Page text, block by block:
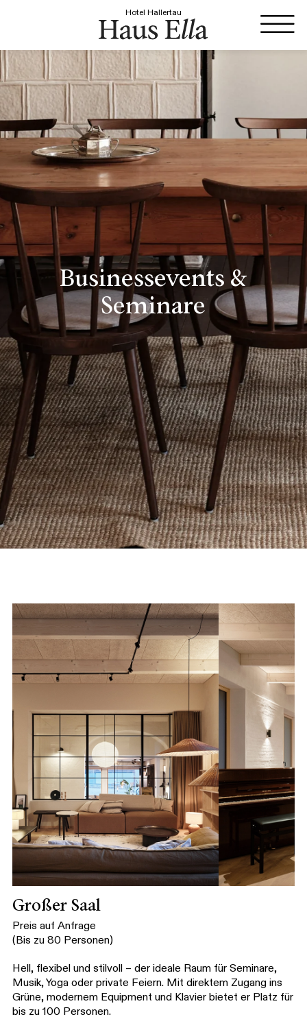
Hotel Hallertau
Businessevents &
Seminare
Großer Saal
Preis auf Anfrage
(Bis zu 80 Personen)
Hell, flexibel und stilvoll – der ideale Raum für Seminare,
Musik, Yoga oder private Feiern. Mit direktem Zugang ins
Grüne, modernem Equipment und Klavier bietet er Platz für
bis zu 100 Personen.